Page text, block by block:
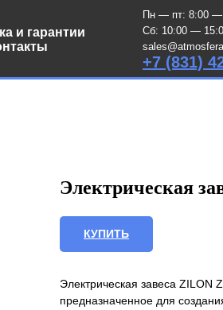
и гарантии
Пн — пт: 8:00 —
Сб: 10:00 —
+7 (831)
Электрическая
КУПИТЬ
Электрическая завеса ZILON
предназначенное для